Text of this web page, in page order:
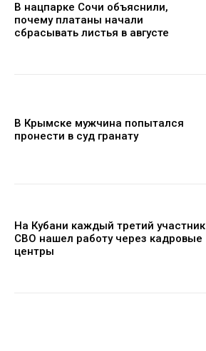
В нацпарке Сочи объяснили,
почему платаны начали
сбрасывать листья в августе
В Крымске мужчина попытался
пронести в суд гранату
На Кубани каждый третий участник
СВО нашел работу через кадровые
центры